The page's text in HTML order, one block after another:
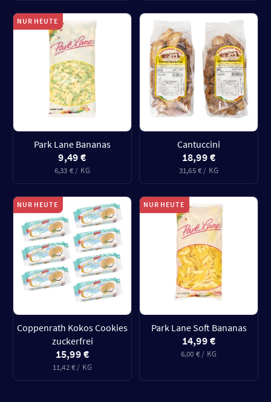
NUR HEUTE
Park Lane Bananas
9,49 €
6,33 € / KG
Cantuccini
18,99 €
31,65 € / KG
NUR HEUTE
Coppenrath Kokos Cookies
zuckerfrei
15,99 €
11,42 € / KG
NUR HEUTE
Park Lane Soft Bananas
14,99 €
6,00 € / KG